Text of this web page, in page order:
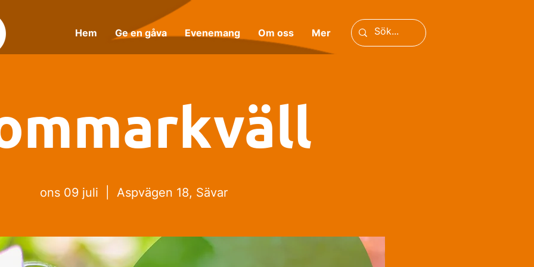
Hem Ge en gåva Evenemang Om oss Mer
ons 09 juli Aspvägen 18, Sävar